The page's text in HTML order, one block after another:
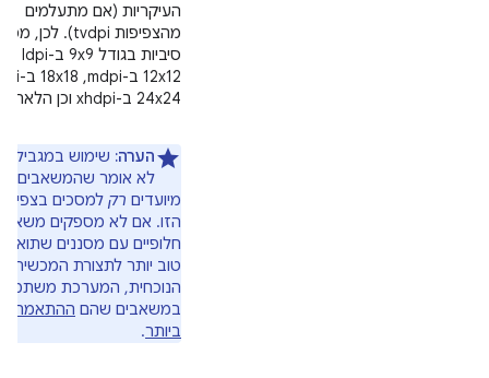
העיקריות (אם מתעלמים
מהצפיפות tvdpi). לכן, מפת
24x24 ב-xhdpi וכן הלאה.
הערה: שימוש במגביל
לא אומר שהמשאבים
מיועדים רק למסכים
הזו. אם לא מספקים
חלופיים עם מסננים
טוב יותר לתצורת המכשיר
הנוכחית, המערכת
במשאבים שהם ההתאמה
ביותר.